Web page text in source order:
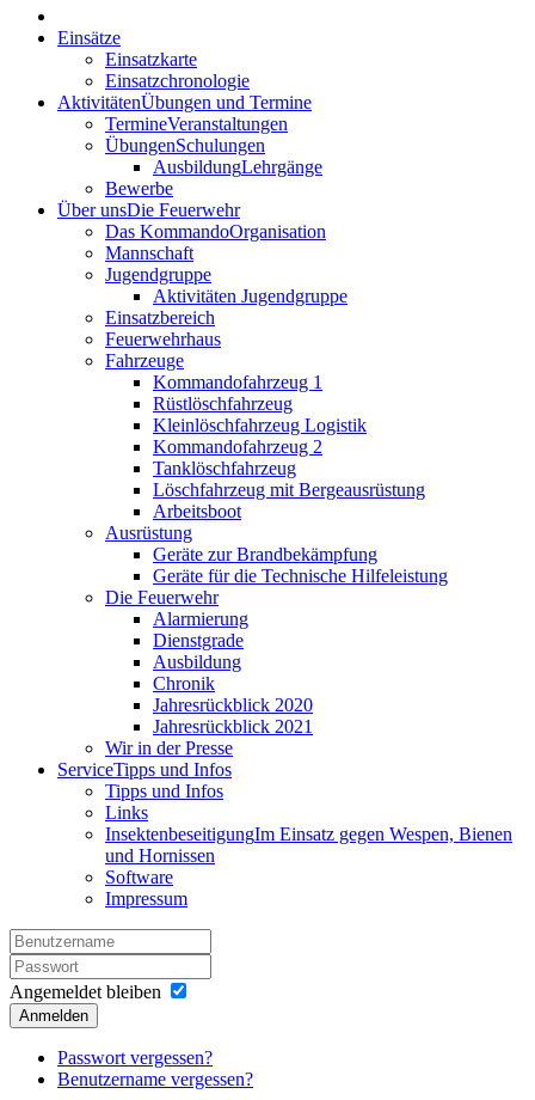
Einsätze
Einsatzkarte
Einsatzchronologie
AktivitätenÜbungen und Termine
TermineVeranstaltungen
ÜbungenSchulungen
AusbildungLehrgänge
Bewerbe
Über unsDie Feuerwehr
Das KommandoOrganisation
Mannschaft
Jugendgruppe
Aktivitäten Jugendgruppe
Einsatzbereich
Feuerwehrhaus
Fahrzeuge
Kommandofahrzeug 1
Rüstlöschfahrzeug
Kleinlöschfahrzeug Logistik
Kommandofahrzeug 2
Tanklöschfahrzeug
Löschfahrzeug mit Bergeausrüstung
Arbeitsboot
Ausrüstung
Geräte zur Brandbekämpfung
Geräte für die Technische Hilfeleistung
Die Feuerwehr
Alarmierung
Dienstgrade
Ausbildung
Chronik
Jahresrückblick 2020
Jahresrückblick 2021
Wir in der Presse
ServiceTipps und Infos
Tipps und Infos
Links
InsektenbeseitigungIm Einsatz gegen Wespen, Bienen
und Hornissen
Software
Impressum
Angemeldet bleiben
Anmelden
Passwort vergessen?
Benutzername vergessen?